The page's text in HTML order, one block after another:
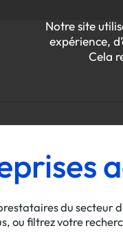
Notre site
expérience,
Cela
du secteur
ou filtrez votre